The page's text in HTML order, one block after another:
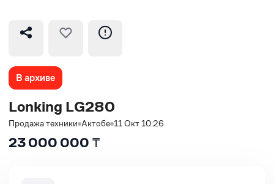
В архиве
Lonking LG280
Продажа техники Актобе 11 Окт 10:26
23 000 000 ₸